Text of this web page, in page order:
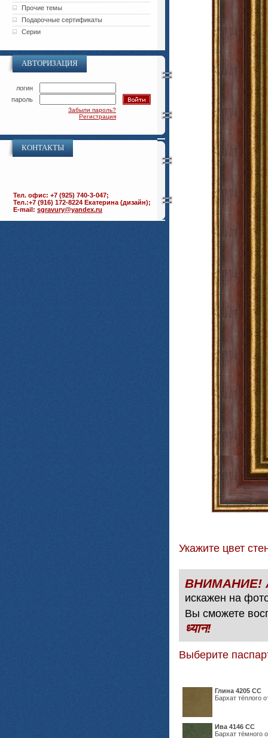
Прочие темы
Подарочные сертификаты
Серии
АВТОРИЗАЦИЯ
логин
пароль
Забыли пароль?
Регистрация
КОНТАКТЫ
Тел. офис: +7 (925) 740-3-047;
Тел.:+7 (916) 172-8224 Екатерина (дизайн);
E-mail: sgravury@yandex.ru
Укажите цвет
искажен на
Вы сможете
ध्यान!
Выберите
Глина 4205 СС
Бархат тёплого
Ива 4146 СС
Бархат тёмного